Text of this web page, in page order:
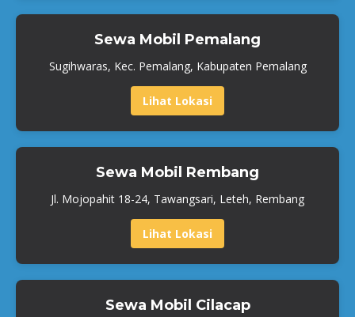
Sewa Mobil Pemalang
Sugihwaras, Kec. Pemalang, Kabupaten Pemalang
Lihat Lokasi
Sewa Mobil Rembang
Jl. Mojopahit 18-24, Tawangsari, Leteh, Rembang
Lihat Lokasi
Sewa Mobil Cilacap